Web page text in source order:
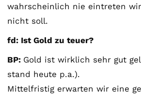
wahrscheinlich nie eintreten
nicht soll.
fd: Ist Gold zu teuer?
BP: Gold ist wirklich sehr gut
stand heute p.a.).
Mittelfristig erwarten wir eine